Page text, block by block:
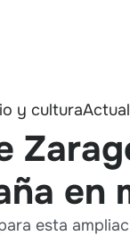
y cultura
en
esta